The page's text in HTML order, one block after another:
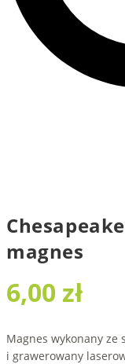
magnes
6,00 zł
Magnes wykonany ze
i grawerowany